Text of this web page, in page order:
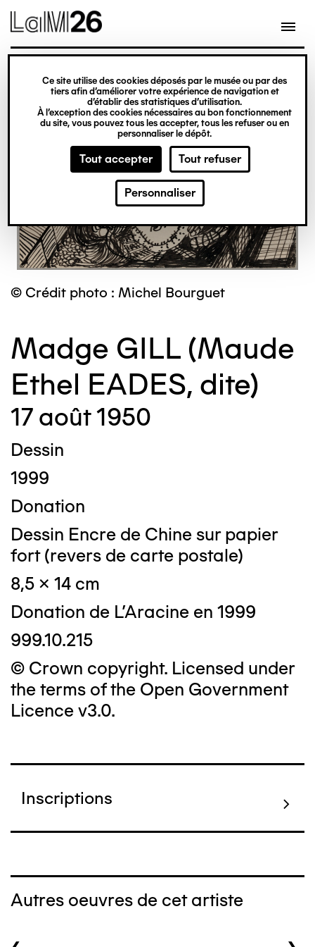
Gestion des cookies
Ce site utilise des cookies déposés par le musée ou par des
tiers afin d’améliorer votre expérience de navigation et
d’établir des statistiques d’utilisation.
À l’exception des cookies nécessaires au bon fonctionnement
du site, vous pouvez tous les accepter, tous les refuser ou en
personnaliser le dépôt.
Tout accepter Tout refuser
Personnaliser
contenu
© Crédit photo : Michel Bourguet
Madge GILL (Maude
Ethel EADES, dite)
17 août 1950
Dessin
1999
Donation
Dessin Encre de Chine sur papier
fort (revers de carte postale)
8,5 x 14 cm
Donation de L'Aracine en 1999
999.10.215
© Crown copyright. Licensed under
the terms of the Open Government
Licence v3.0.
Inscriptions
Autres oeuvres de cet artiste